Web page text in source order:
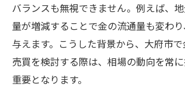
査定前に意識したい金相場の
安心して金価値を測るための
金相場を踏まえた価値測定のポイ
金相場を参考にした価値測定
バランスも無視できません。例えば、
量が増減することで金の流通量も変わ
与えます。こうした背景から、大府市
売買を検討する際は、相場の動向を常
重要となります。